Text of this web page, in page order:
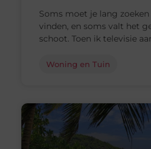
Soms moet je lang
vinden, en soms valt het
schoot. Toen ik televisie
Woning en Tuin